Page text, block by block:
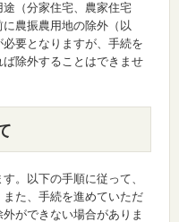
（分家住宅、農家住宅
農振農用地の除外（以
要となりますが、手続を
除外することはできませ
。以下の手順に従って、
た、手続を進めていただ
ができない場合がありま